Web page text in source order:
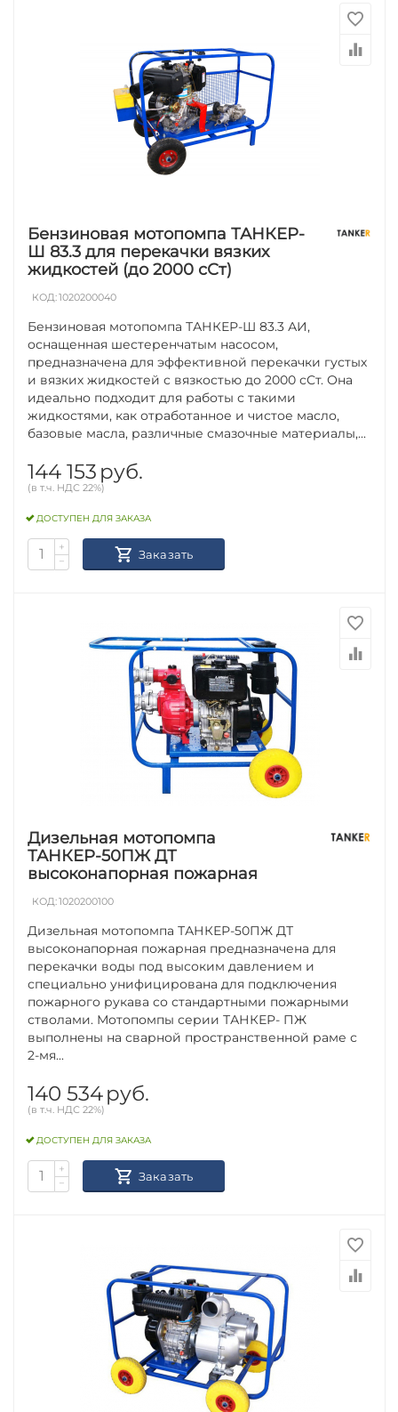
Бензиновая мотопомпа ТАНКЕР-
Ш 83.3 для перекачки вязких
жидкостей (до 2000 сСт)
КОД:1020200040
Бензиновая мотопомпа ТАНКЕР-Ш 83.3 АИ,
оснащенная шестеренчатым насосом,
предназначена для эффективной перекачки густых
и вязких жидкостей с вязкостью до 2000 сСт. Она
идеально подходит для работы с такими
жидкостями, как отработанное и чистое масло,
базовые масла, различные смазочные материалы,...
144 153 руб.
(в т.ч. НДС 22%)
ДОСТУПЕН ДЛЯ ЗАКАЗА
+
−
Заказать
Дизельная мотопомпа
ТАНКЕР-50ПЖ ДТ
высоконапорная пожарная
КОД:1020200100
Дизельная мотопомпа ТАНКЕР-50ПЖ ДТ
высоконапорная пожарная предназначена для
перекачки воды под высоким давлением и
специально унифицирована для подключения
пожарного рукава со стандартными пожарными
стволами. Мотопомпы серии ТАНКЕР- ПЖ
выполнены на сварной пространственной раме с
2-мя...
140 534руб.
(в т.ч. НДС 22%)
ДОСТУПЕН ДЛЯ ЗАКАЗА
+
−
Заказать